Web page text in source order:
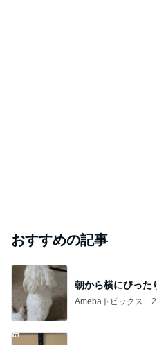
おすすめの記事
朝から横にぴった
Amebaトピックス